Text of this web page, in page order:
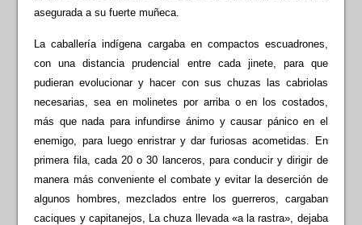
asegurada a su fuerte muñeca.
La caballería indígena cargaba en compactos escuadrones,
con una distancia prudencial entre cada jinete, para que
pudieran evolucionar y hacer con sus chuzas las cabriolas
necesarias, sea en molinetes por arriba o en los costados,
más que nada para infundirse ánimo y causar pánico en el
enemigo, para luego enristrar y dar furiosas acometidas. En
primera fila, cada 20 o 30 lanceros, para conducir y dirigir de
manera más conveniente el combate y evitar la deserción de
algunos hombres, mezclados entre los guerreros, cargaban
caciques y capitanejos, La chuza llevada «a la rastra», dejaba